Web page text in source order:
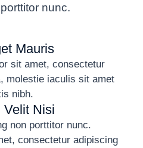
nunc.
Mauris
sit amet, consectetur
molestie iaculis sit amet
nibh.
Velit Nisi
non porttitor nunc.
consectetur adipiscing